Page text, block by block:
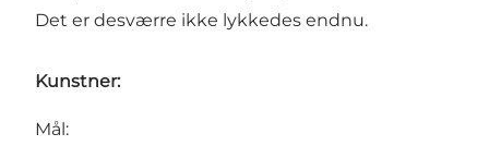
Det er desværre ikke lykkedes endnu.
Kunstner:
Mål: